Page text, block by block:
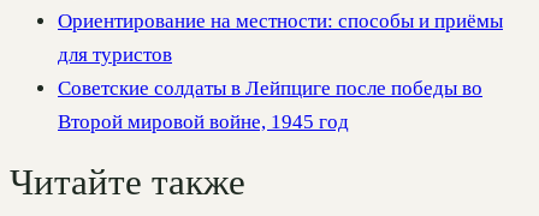
Ориентирование на местности: способы и приёмы
для туристов
Советские солдаты в Лейпциге после победы во
Второй мировой войне, 1945 год
Читайте также